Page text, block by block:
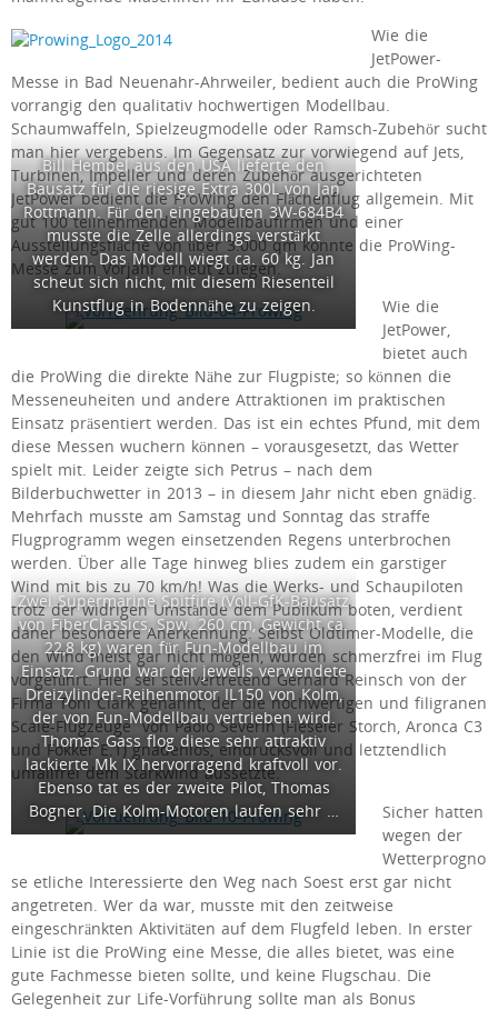
Wie die
JetPower-
Messe in Bad Neuenahr-Ahrweiler, bedient auch die ProWing
vorrangig den qualitativ hochwertigen Modellbau.
Schaumwaffeln, Spielzeugmodelle oder Ramsch-Zubehör sucht
man hier vergebens. Im Gegensatz zur vorwiegend auf Jets,
Turbinen, Impeller und deren Zubehör ausgerichteten
JetPower bedient die ProWing den Flächenflug allgemein. Mit
gut 100 teilnehmenden Modellbaufirmen und einer
Ausstellungsfläche von über 3.000 qm konnte die ProWing-
Messe zum Vorjahr erneut zulegen.
Bill Hempel aus den USA lieferte den
Bausatz für die riesige Extra 300L von Jan
Rottmann. Für den eingebauten 3W-684B4
musste die Zelle allerdings verstärkt
werden. Das Modell wiegt ca. 60 kg. Jan
scheut sich nicht, mit diesem Riesenteil
Kunstflug in Bodennähe zu zeigen.
Wie die
JetPower,
bietet auch
die ProWing die direkte Nähe zur Flugpiste; so können die
Messeneuheiten und andere Attraktionen im praktischen
Einsatz präsentiert werden. Das ist ein echtes Pfund, mit dem
diese Messen wuchern können – vorausgesetzt, das Wetter
spielt mit. Leider zeigte sich Petrus – nach dem
Bilderbuchwetter in 2013 – in diesem Jahr nicht eben gnädig.
Mehrfach musste am Samstag und Sonntag das straffe
Flugprogramm wegen einsetzenden Regens unterbrochen
werden. Über alle Tage hinweg blies zudem ein garstiger
Wind mit bis zu 70 km/h! Was die Werks- und Schaupiloten
trotz der widrigen Umstände dem Publikum boten, verdient
daher besondere Anerkennung. Selbst Oldtimer-Modelle, die
den Wind meist gar nicht mögen, wurden schmerzfrei im Flug
vorgeführt. Hier sei stellvertretend Gerhard Reinsch von der
Firma Toni Clark genannt, der die hochwertigen und filigranen
Scale-Flugzeuge von Paolo Severin (Fieseler Storch, Aronca C3
und Fokker E.1) gnadenlos, eindrucksvoll und letztendlich
unfallfrei dem Starkwind aussetzte.
Zwei Supermarine Spitfire (Voll-GfK-Bausatz
von FiberClassics, Spw. 260 cm, Gewicht ca.
22,8 kg) waren für Fun-Modellbau im
Einsatz. Grund war der jeweils verwendete
Dreizylinder-Reihenmotor IL150 von Kolm,
der von Fun-Modellbau vertrieben wird.
Thomas Gass flog diese sehr attraktiv
lackierte Mk IX hervorragend kraftvoll vor.
Ebenso tat es der zweite Pilot, Thomas
Bogner. Die Kolm-Motoren laufen sehr …
Sicher hatten
wegen der
Wetterprogno
se etliche Interessierte den Weg nach Soest erst gar nicht
angetreten. Wer da war, musste mit den zeitweise
eingeschränkten Aktivitäten auf dem Flugfeld leben. In erster
Linie ist die ProWing eine Messe, die alles bietet, was eine
gute Fachmesse bieten sollte, und keine Flugschau. Die
Gelegenheit zur Life-Vorführung sollte man als Bonus